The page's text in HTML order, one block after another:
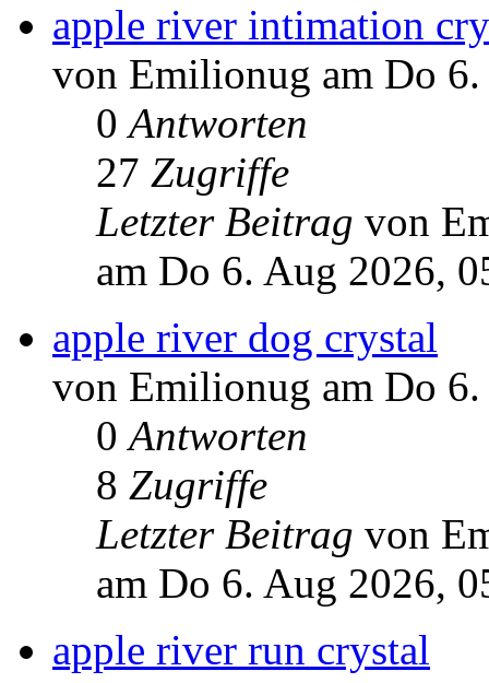
apple river intimation
von Emilionug am Do
0Antworten
27 Zugriffe
Letzter Beitrag von
am Do 6. Aug 2026,
apple river dog crystal
von Emilionug am Do
0Antworten
8 Zugriffe
Letzter Beitrag von
am Do 6. Aug 2026,
apple river run crystal